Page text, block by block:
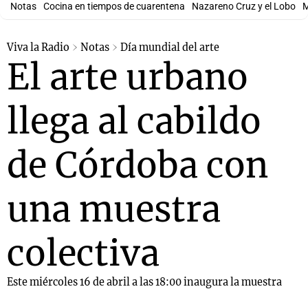
Notas Cocina en tiempos de cuarentena Nazareno Cruz y el Lobo
Viva la Radio Notas Día mundial del arte
El arte urbano
llega al cabildo
de Córdoba con
una muestra
colectiva
Este miércoles 16 de abril a las 18:00 inaugura la muestra